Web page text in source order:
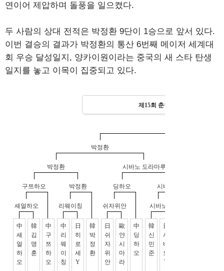
연이어 제압하며 돌풍을 일으켰다.
두 사람의 상대 전적은 박정환 9단이 1승으로 앞서 있다.
이번 결승의 결과가 박정환의 통산 6번째 메이저 세계대
회 우승 달성일지, 양카이원이라는 중국의 새 스타 탄생
일지를 놓고 이목이 집중되고 있다.